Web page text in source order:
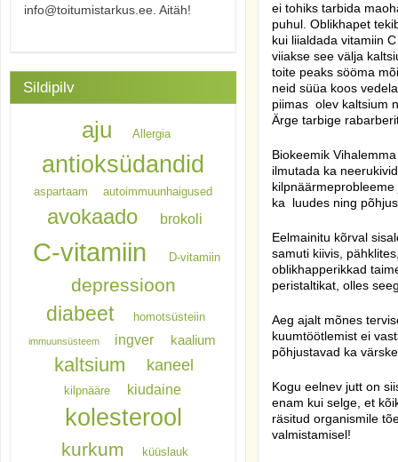
ei tohiks tarbida
puhul. Oblikhapet
kui liialdada vitamiin
viiakse see välja
toite peaks sööma
neid süüa koos
piimas olev kaltsium
Ärge tarbige
Biokeemik
ilmutada ka
ka
luudes ning
Eelmainitu kõrval
samuti kiivis,
oblikhapperikkad
peristaltikat, olles
Aeg ajalt mõnes
kuumtöötlemist ei
põhjustavad ka
Kogu eelnev jutt on
enam kui selge, et
räsitud organismile
valmistamisel!
info@toitumistarkus.ee. Aitäh!
Sildipilv
aju Allergia
antioksüdandid
aspartaam autoimmuunhaigused
avokaado brokoli
C-vitamiin D-vitamiin
depressioon
diabeet homotsüsteiin
immuunsüsteem ingver kaalium
kaltsium kaneel
kilpnääre kiudaine
kolesterool
kurkum küüslauk